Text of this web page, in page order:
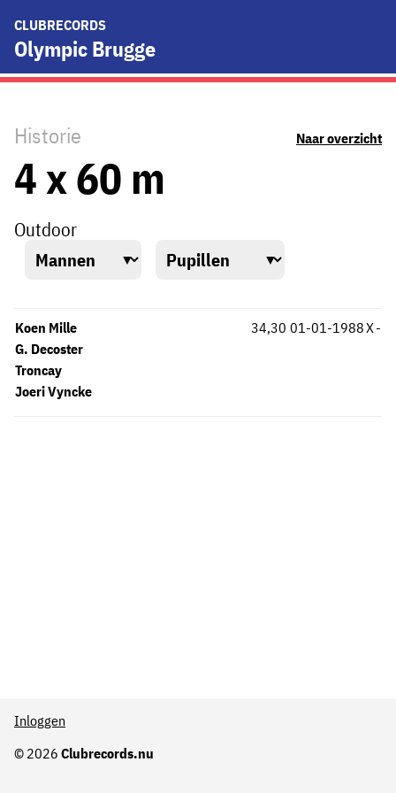
CLUBRECORDS
Olympic Brugge
Historie Naar overzicht
4 x 60 m
Outdoor
Koen Mille
G. Decoster
Troncay
Joeri Vyncke
X
34,30 -
01-01-1988
© 2026 Clubrecords.nu
Inloggen